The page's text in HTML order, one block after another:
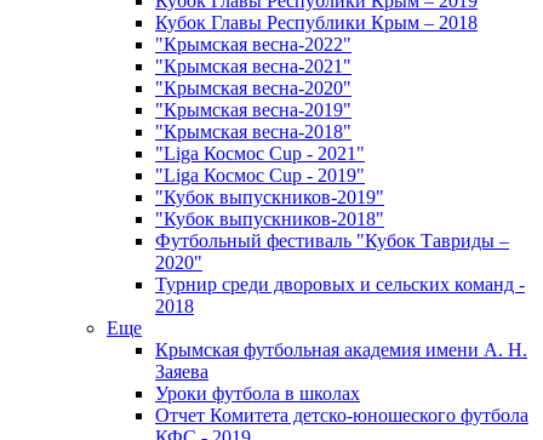
Кубок Главы Республики Крым – 2018
"Крымская весна-2022"
"Крымская весна-2021"
"Крымская весна-2020"
"Крымская весна-2019"
"Крымская весна-2018"
"Liga Космос Cup - 2021"
"Liga Космос Cup - 2019"
"Кубок выпускников-2019"
"Кубок выпускников-2018"
Футбольный фестиваль "Кубок Тавриды –
2020"
Турнир среди дворовых и сельских команд -
2018
Еще
Крымская футбольная академия имени А. Н.
Заяева
Уроки футбола в школах
Отчет Комитета детско-юношеского футбола